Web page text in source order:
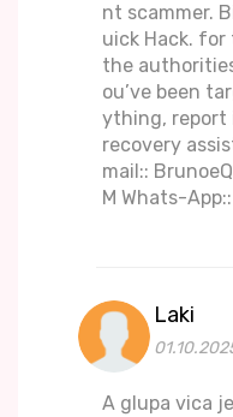
nt scammer.
uick Hack.
the
ou’ve been
ything, report
recovery
mail::
M Whats-
Laki
A glupa vica